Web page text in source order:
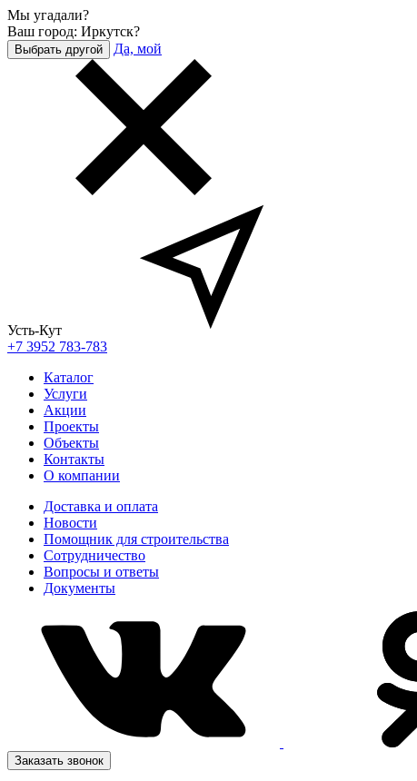
Мы угадали?
Ваш город: Иркутск?
Выбрать другой Да, мой
Усть-Кут
+7 3952 783-783
Каталог
Услуги
Акции
Проекты
Объекты
Контакты
О компании
Доставка и оплата
Новости
Помощник для строительства
Сотрудничество
Вопросы и ответы
Документы
Заказать звонок